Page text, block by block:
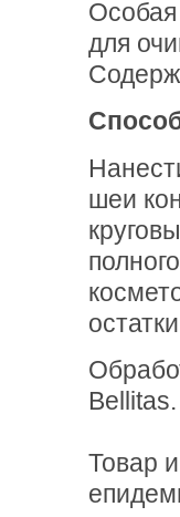
для
шеи
Bellitas .
Товар